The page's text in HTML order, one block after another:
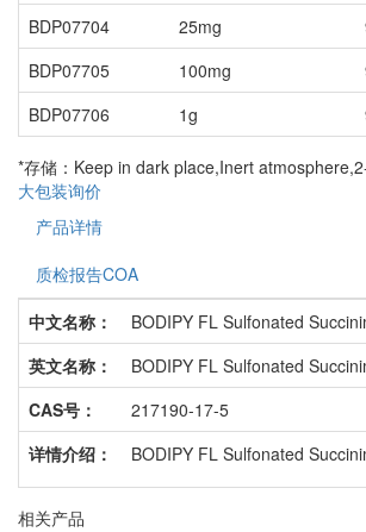
BDP07704
25mg
BDP07705
100mg
BDP07706
1g
*存储：Keep in dark place,Inert
大包装询价
产品详情
质检报告COA
中文名称：
BODIPY FL Sulfonated
英文名称：
BODIPY FL Sulfonated
CAS号：
217190-17-5
详情介绍：
BODIPY FL Sulfonated
相关产品